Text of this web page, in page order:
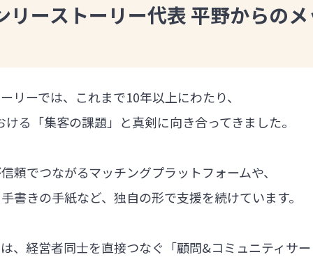
リーストーリー代表 平野からの
リーでは、これまで10年以上にわたり、
る「集客の課題」と真剣に向き合ってきました。
頼でつながるマッチングプラットフォームや、
書きの手紙など、独自の形で支援を続けています。
、経営者同士を直接つなぐ「顧問&コミュニティサ